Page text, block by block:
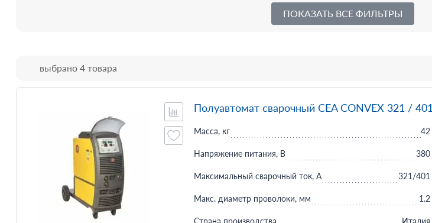
ПОКАЗАТЬ ВСЕ ФИЛЬТРЫ
выбрано 4 товара
Полуавтомат сварочный CEA CONVEX 321 / 401
Масса, кг 42
Напряжение питания, В 380
Максимальный сварочный ток, А 321/401
Макс. диаметр проволоки, мм 1.2
Страна производства Италия